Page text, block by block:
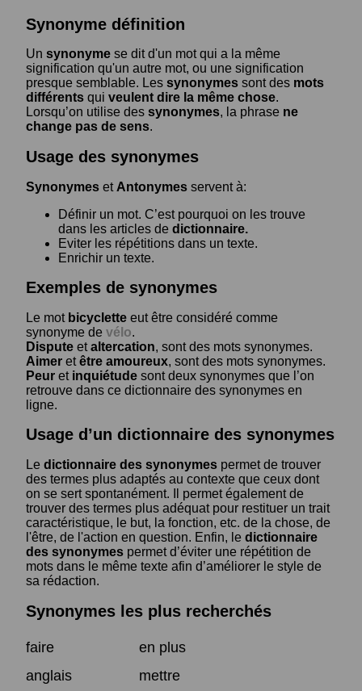
Synonyme définition
Un synonyme se dit d'un mot qui a la même
signification qu'un autre mot, ou une signification
presque semblable. Les synonymes sont des mots
différents qui veulent dire la même chose.
Lorsqu’on utilise des synonymes, la phrase ne
change pas de sens.
Usage des synonymes
Synonymes et Antonymes servent à:
Définir un mot. C’est pourquoi on les trouve
dans les articles de dictionnaire.
Eviter les répétitions dans un texte.
Enrichir un texte.
Exemples de synonymes
Le mot bicyclette eut être considéré comme
synonyme de vélo.
Dispute etaltercation, sont des mots synonymes.
Aimer etêtre amoureux, sont des mots synonymes.
Peur et inquiétude sont deux synonymes que l’on
retrouve dans ce dictionnaire des synonymes en
ligne.
Usage d’un dictionnaire des synonymes
Le dictionnaire des synonymes permet de trouver
des termes plus adaptés au contexte que ceux dont
on se sert spontanément. Il permet également de
trouver des termes plus adéquat pour restituer un trait
caractéristique, le but, la fonction, etc. de la chose, de
l'être, de l'action en question. Enfin, le dictionnaire
des synonymes permet d’éviter une répétition de
mots dans le même texte afin d’améliorer le style de
sa rédaction.
Synonymes les plus recherchés
faire
en plus
anglais
mettre